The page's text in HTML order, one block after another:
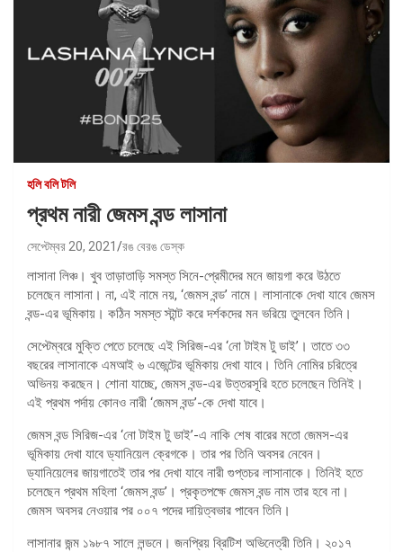
হলি বলি টলি
প্রথম নারী জেমস বন্ড লাসানা
সেপ্টেম্বর 20, 2021 রঙ বেরঙ ডেস্ক
লাসানা লিঞ্চ। খুব তাড়াতাড়ি সমস্ত সিনে-প্রেমীদের মনে জায়গা করে উঠতে
চলেছেন লাসানা। না, এই নামে নয়, ‘জেমস বন্ড’ নামে। লাসানাকে দেখা যাবে জেমস
বন্ড-এর ভূমিকায়। কঠিন সমস্ত স্টান্ট করে দর্শকদের মন ভরিয়ে তুলবেন তিনি।
সেপ্টেম্বরে মুক্তি পেতে চলেছে এই সিরিজ-এর ‘নো টাইম টু ডাই’। তাতে ৩৩
বছরের লাসানাকে এমআই ৬ এজেন্টের ভূমিকায় দেখা যাবে। তিনি নোমির চরিত্রে
অভিনয় করছেন। শোনা যাচ্ছে, জেমস বন্ড-এর উত্তরসূরি হতে চলেছেন তিনিই।
এই প্রথম পর্দায় কোনও নারী ‘জেমস বন্ড’-কে দেখা যাবে।
জেমস বন্ড সিরিজ-এর ‘নো টাইম টু ডাই’-এ নাকি শেষ বারের মতো জেমস-এর
ভূমিকায় দেখা যাবে ড্যানিয়েল ক্রেগকে। তার পর তিনি অবসর নেবেন।
ড্যানিয়েলের জায়গাতেই তার পর দেখা যাবে নারী গুপ্তচর লাসানাকে। তিনিই হতে
চলেছেন প্রথম মহিলা ‘জেমস বন্ড’। প্রকৃতপক্ষে জেমস বন্ড নাম তার হবে না।
জেমস অবসর নেওয়ার পর ০০৭ পদের দায়িত্বভার পাবেন তিনি।
লাসানার জন্ম ১৯৮৭ সালে লন্ডনে। জনপ্রিয় ব্রিটিশ অভিনেত্রী তিনি। ২০১৭